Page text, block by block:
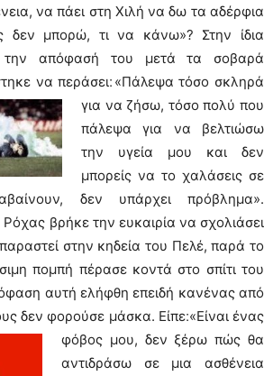
να πάει στη Χιλή να δω τα αδέρφια
δεν μπορώ, τι να κάνω»? Στην ίδια
την απόφασή του μετά τα σοβαρά
επεισόδια που χρειάστηκε να περάσει׃ «Πάλεψα τόσο σκληρά
για να ζήσω, τόσο πολύ που
πάλεψα για να βελτιώσω
την υγεία μου και δεν
μπορείς να το χαλάσεις σε
δεν υπάρχει πρόβλημα».
βρήκε την ευκαιρία να σχολιάσει
στην κηδεία του Πελέ, παρά το
πομπή πέρασε κοντά στο σπίτι του
αυτή ελήφθη επειδή κανένας από
δεν φορούσε μάσκα. Είπε׃ «Είναι ένας
φόβος μου, δεν ξέρω πώς θα
αντιδράσω σε μια ασθένεια